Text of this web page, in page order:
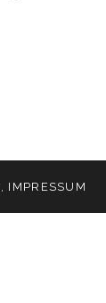
, IMPRESSUM